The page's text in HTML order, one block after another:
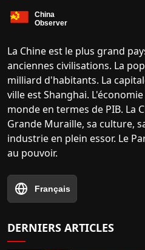
La Chine est le plus grand
anciennes civilisations. La
milliard d'habitants. La
ville est Shanghai.
monde en termes de PIB. La
Grande Muraille, sa culture,
industrie en plein essor. Le
au pouvoir.
Français
DERNIERS ARTICLES